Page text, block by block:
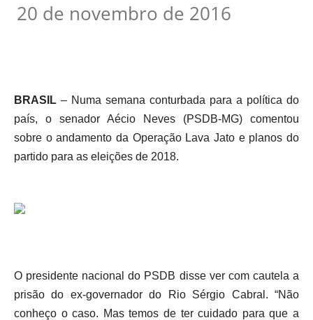
20 de novembro de 2016
BRASIL – Numa semana conturbada para a política do
país, o senador Aécio Neves (PSDB-MG) comentou
sobre o andamento da Operação Lava Jato e planos do
partido para as eleições de 2018.
O presidente nacional do PSDB disse ver com cautela a
prisão do ex-governador do Rio Sérgio Cabral. “Não
conheço o caso. Mas temos de ter cuidado para que a